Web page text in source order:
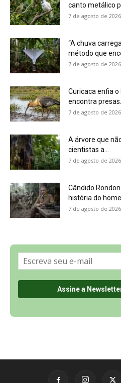
7 de agosto de 2026
Política de Privacidade, LGPD e
Últimas Notícias
©